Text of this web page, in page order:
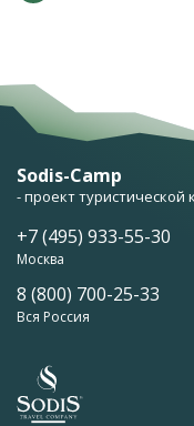
Sodis-Camp
- проект
+7 (495) 933-55-30
Москва
8 (800) 700-25-33
Вся Россия